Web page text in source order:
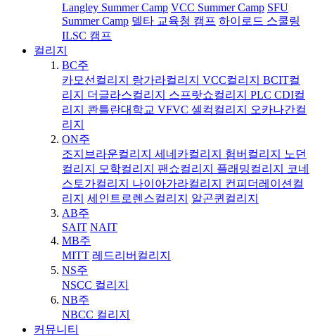
Langley Summer Camp VCC Summer Camp SFU
Summer Camp 델타 교육청 캠프 하이로드 스쿨링
ILSC 캠프
컬리지
BC주
카모선컬리지 랑가라컬리지 VCC컬리지 BCIT컬
리지 더글라스컬리지 스프랏쇼컬리지 PLC CDI컬
리지 콴틀란대학교 VFVC 셀컥컬리지
오카나간컬
리지
ON주
조지브라운컬리지 세네카컬리지 험버컬리지
노던
컬리지
모학컬리지 팬쇼컬리지 플래밍컬리지
코네
스토가컬리지 나이아가라컬리지 컨피더레이션컬
리지 세인트로렌스컬리지
알곤퀸컬리지
AB주
SAIT NAIT
MB주
MITT 레드리버컬리지
NS주
NSCC 컬리지
NB주
NBCC 컬리지
커뮤니티